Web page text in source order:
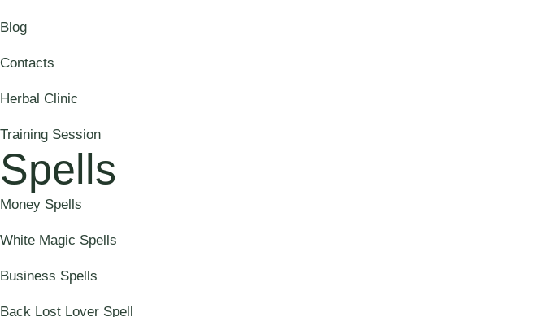
Blog
Contacts
Herbal Clinic
Training Session
Spells
Money Spells
White Magic Spells
Business Spells
Back Lost Lover Spell